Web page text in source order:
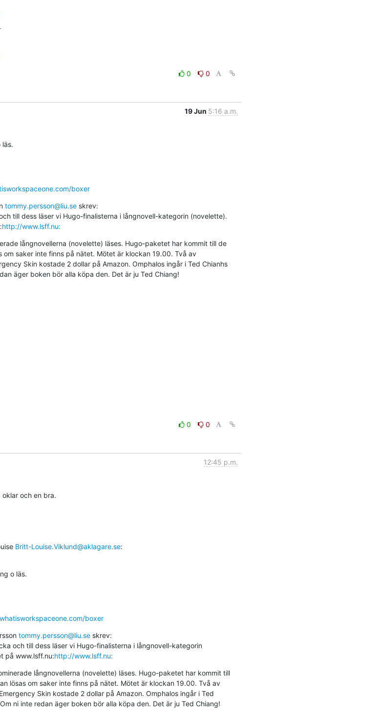
0
0
19 Jun 5:16 a.m.
läs.
boxer
tommy.persson@liu.se skrev:
till dess läser vi Hugo-finalisterna i långnovell-kategorin (novelette).
http://www.lsff.nu:
långnovellerna (novelette) läses. Hugo-paketet har kommit till de
om saker inte finns på nätet. Mötet är klockan 19.00. Två av
Skin kostade 2 dollar på Amazon. Omphalos ingår i Ted Chianhs
äger boken bör alla köpa den. Det är ju Ted Chiang!
0
0
12:45 p.m.
och en bra.
Britt-Louise.Viklund@aklagare.se:
o läs.
boxer
tommy.persson@liu.se skrev:
och till dess läser vi Hugo-finalisterna i långnovell-kategorin
på www.lsff.nu:http://www.lsff.nu:
långnovellerna (novelette) läses. Hugo-paketet har kommit till
lösas om saker inte finns på nätet. Mötet är klockan 19.00. Två av
Skin kostade 2 dollar på Amazon. Omphalos ingår i Ted
ni inte redan äger boken bör alla köpa den. Det är ju Ted Chiang!